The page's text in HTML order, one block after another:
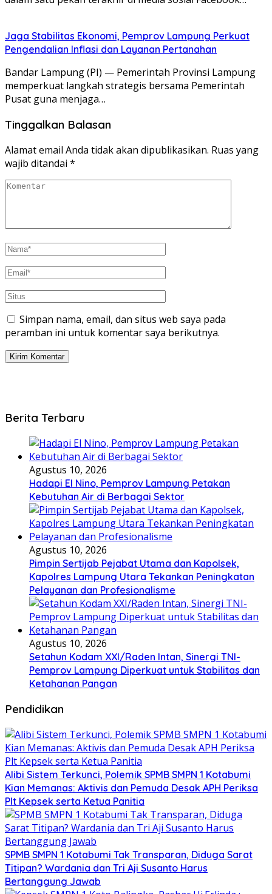
Jaga Stabilitas Ekonomi, Pemprov Lampung Perkuat
Pengendalian Inflasi dan Layanan Pertanahan
Bandar Lampung (PI) — Pemerintah Provinsi Lampung
memperkuat langkah strategis bersama Pemerintah
Pusat guna menjaga…
Tinggalkan Balasan
Alamat email Anda tidak akan dipublikasikan. Ruas yang
wajib ditandai *
Simpan nama, email, dan situs web saya pada
peramban ini untuk komentar saya berikutnya.
Berita Terbaru
Agustus 10, 2026
Hadapi El Nino, Pemprov Lampung Petakan
Kebutuhan Air di Berbagai Sektor
Agustus 10, 2026
Pimpin Sertijab Pejabat Utama dan Kapolsek,
Kapolres Lampung Utara Tekankan Peningkatan
Pelayanan dan Profesionalisme
Agustus 10, 2026
Setahun Kodam XXI/Raden Intan, Sinergi TNI-
Pemprov Lampung Diperkuat untuk Stabilitas dan
Ketahanan Pangan
Pendidikan
Alibi Sistem Terkunci, Polemik SPMB SMPN 1 Kotabumi
Kian Memanas: Aktivis dan Pemuda Desak APH Periksa
Plt Kepsek serta Ketua Panitia
SPMB SMPN 1 Kotabumi Tak Transparan, Diduga Sarat
Titipan? Wardania dan Tri Aji Susanto Harus
Bertanggung Jawab